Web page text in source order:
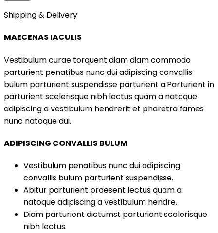
Shipping & Delivery
MAECENAS IACULIS
Vestibulum curae torquent diam diam commodo
parturient penatibus nunc dui adipiscing convallis
bulum parturient suspendisse parturient a.Parturient in
parturient scelerisque nibh lectus quam a natoque
adipiscing a vestibulum hendrerit et pharetra fames
nunc natoque dui.
ADIPISCING CONVALLIS BULUM
Vestibulum penatibus nunc dui adipiscing
convallis bulum parturient suspendisse.
Abitur parturient praesent lectus quam a
natoque adipiscing a vestibulum hendre.
Diam parturient dictumst parturient scelerisque
nibh lectus.